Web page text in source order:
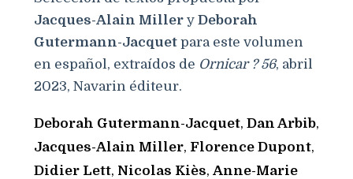
Jacques-Alain Miller y Deborah
Gutermann-Jacquet para este volumen
en español, extraídos de Ornicar ? 56, abril
2023, Navarin éditeur.
Deborah Gutermann-Jacquet, Dan Arbib,
Jacques-Alain Miller, Florence Dupont,
Didier Lett, Nicolas Kiès, Anne-Marie